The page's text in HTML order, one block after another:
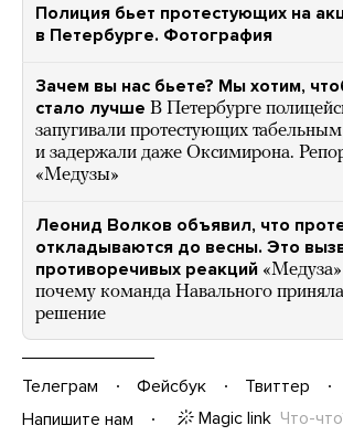
Полиция бьет протестующих на
в Петербурге. Фотография
Зачем вы нас бьете? Мы хотим,
стало лучше В Петербурге
запугивали протестующих
и задержали даже Оксимирона.
«Медузы»
Леонид Волков объявил, что
откладываются до весны. Это
противоречивых реакций
почему команда Навального
решение
Телеграм Фейсбук Твиттер
Напишите нам
Magic link Что-